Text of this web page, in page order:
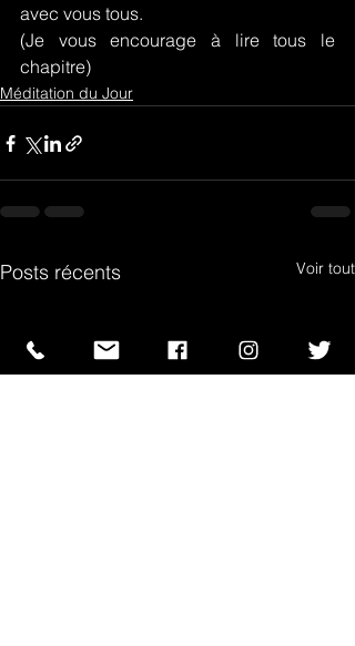
avec vous tous.
(Je vous encourage à lire tous le
chapitre)
Méditation du Jour
Posts récents Voir tout